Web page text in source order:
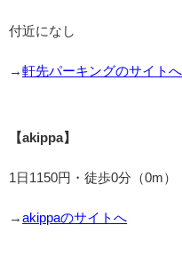
付近になし
→ 軒先パーキングのサイトへ
【akippa】
1日1150円・徒歩0分（0m）
→ akippaのサイトへ